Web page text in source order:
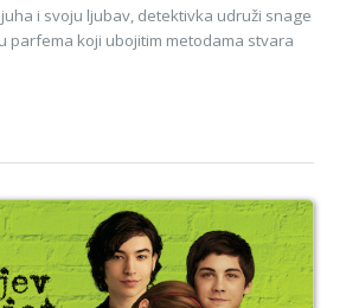
i svoju ljubav, detektivka udruži snage
parfema koji ubojitim metodama stvara